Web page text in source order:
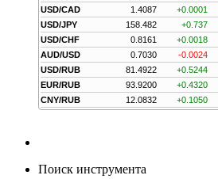
USD/CAD
1.4087 +0.0001
USD/JPY
158.482 +0.737
USD/CHF
0.8161 +0.0018
AUD/USD
0.7030 -0.0024
USD/RUB
81.4922 +0.5244
EUR/RUB
93.9200 +0.4320
CNY/RUB
12.0832 +0.1050
Поиск инструмента